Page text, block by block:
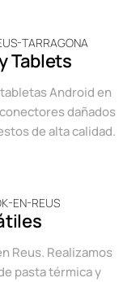
Tablets
Android en
dañados
de alta calidad.
Reus. Realizamos
pasta térmica y